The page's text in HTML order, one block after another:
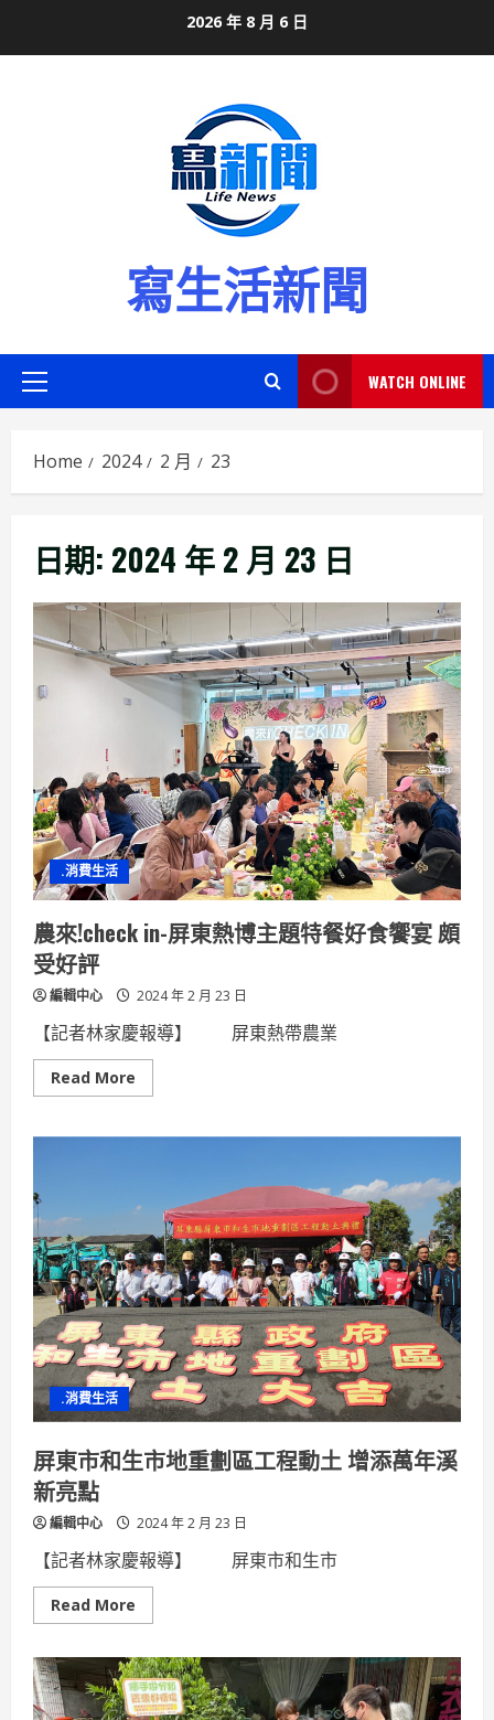
2026 年 8 月 6 日
寫生活新聞
Primary
WATCH ONLINE
Home 2024 2 月 23
日期: 2024 年 2 月 23 日
.消費生活
農來!check in-屏東熱博主題特餐好食饗宴 頗
受好評
編輯中心 2024 年 2 月 23 日
【記者林家慶報導】 屏東熱帶農業
Read More
more
來!check
熱
博
主
題
特
餐
好
食
饗
宴
頗
受
好
評
.消費生活
屏東市和生市地重劃區工程動土 增添萬年溪
新亮點
編輯中心 2024 年 2 月 23 日
【記者林家慶報導】 屏東市和生市
Read More
more
東
市
和
生